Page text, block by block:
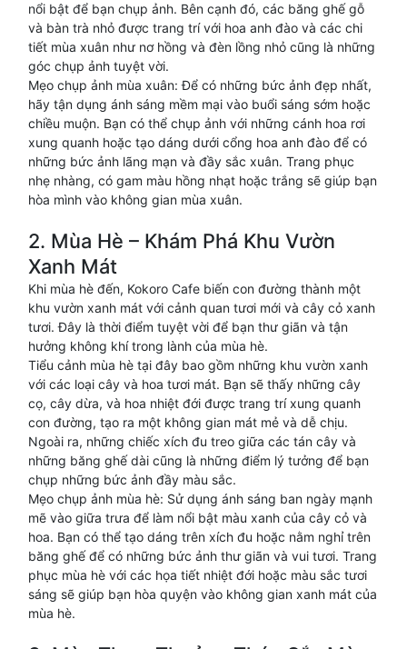
nổi bật để bạn chụp ảnh. Bên cạnh đó, các băng ghế gỗ
và bàn trà nhỏ được trang trí với hoa anh đào và các chi
tiết mùa xuân như nơ hồng và đèn lồng nhỏ cũng là những
góc chụp ảnh tuyệt vời.
Mẹo chụp ảnh mùa xuân: Để có những bức ảnh đẹp nhất,
hãy tận dụng ánh sáng mềm mại vào buổi sáng sớm hoặc
chiều muộn. Bạn có thể chụp ảnh với những cánh hoa rơi
xung quanh hoặc tạo dáng dưới cổng hoa anh đào để có
những bức ảnh lãng mạn và đầy sắc xuân. Trang phục
nhẹ nhàng, có gam màu hồng nhạt hoặc trắng sẽ giúp bạn
hòa mình vào không gian mùa xuân.
2. Mùa Hè – Khám Phá Khu Vườn
Xanh Mát
Khi mùa hè đến, Kokoro Cafe biến con đường thành một
khu vườn xanh mát với cảnh quan tươi mới và cây cỏ xanh
tươi. Đây là thời điểm tuyệt vời để bạn thư giãn và tận
hưởng không khí trong lành của mùa hè.
Tiểu cảnh mùa hè tại đây bao gồm những khu vườn xanh
với các loại cây và hoa tươi mát. Bạn sẽ thấy những cây
cọ, cây dừa, và hoa nhiệt đới được trang trí xung quanh
con đường, tạo ra một không gian mát mẻ và dễ chịu.
Ngoài ra, những chiếc xích đu treo giữa các tán cây và
những băng ghế dài cũng là những điểm lý tưởng để bạn
chụp những bức ảnh đầy màu sắc.
Mẹo chụp ảnh mùa hè: Sử dụng ánh sáng ban ngày mạnh
mẽ vào giữa trưa để làm nổi bật màu xanh của cây cỏ và
hoa. Bạn có thể tạo dáng trên xích đu hoặc nằm nghỉ trên
băng ghế để có những bức ảnh thư giãn và vui tươi. Trang
phục mùa hè với các họa tiết nhiệt đới hoặc màu sắc tươi
sáng sẽ giúp bạn hòa quyện vào không gian xanh mát của
mùa hè.